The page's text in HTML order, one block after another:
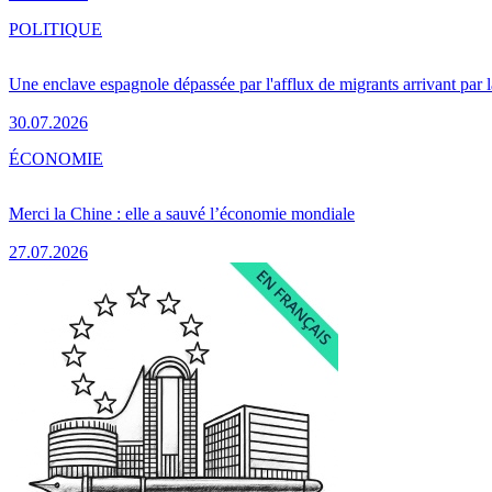
Une enclave espagnole dépassée par l'afflux de migrants arrivant par
30.07.2026
POLITIQUE
Merci la Chine : elle a sauvé l’économie mondiale
27.07.2026
ÉCONOMIE